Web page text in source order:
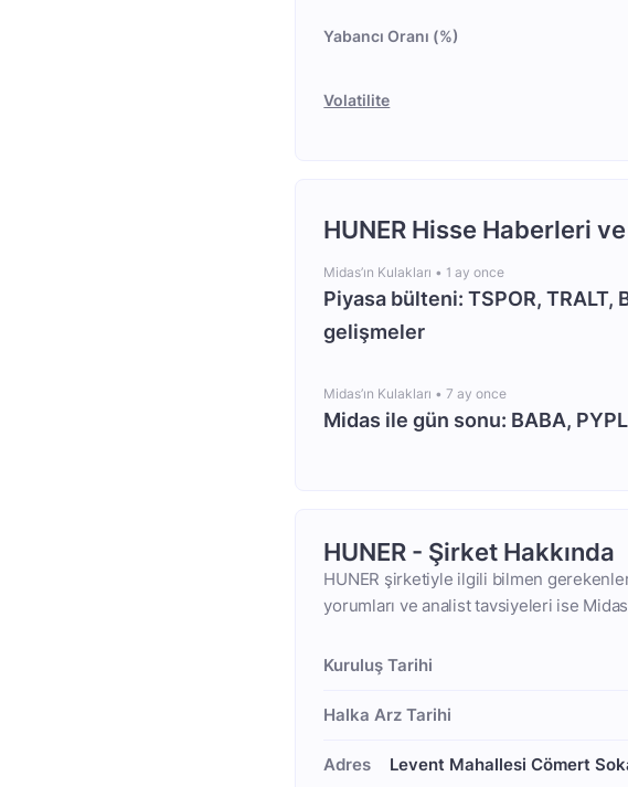
Yabancı Oranı (%)
Volatilite
HUNER Hisse Haberleri
Midas’ın Kulakları • 1 ay once
Piyasa bülteni: TSPOR, TRALT,
gelişmeler
Midas’ın Kulakları •7 ay once
Midas ile gün sonu: BABA,
HUNER - Şirket Hakkında
HUNER şirketiyle ilgili bilmen
yorumları ve analist tavsiyeleri ise
Kuruluş Tarihi
Halka Arz Tarihi
Adres
Levent Mahallesi Cömert